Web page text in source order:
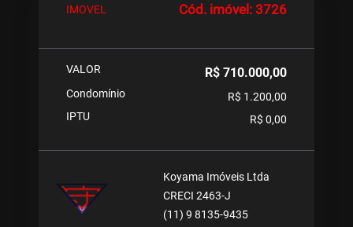
IMOVEL Cód. imóvel: 3726
VALOR R$ 710.000,00
Condomínio
R$ 1.200,00
IPTU
R$ 0,00
Koyama Imóveis Ltda
CRECI 2463-J
(11) 9 8135-9435